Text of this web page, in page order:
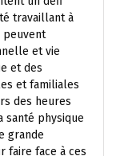
travaillant à
peuvent
et vie
et des
et familiales
des heures
santé physique
grande
faire face à ces